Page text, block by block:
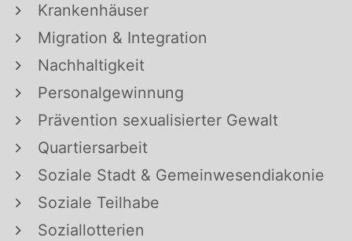
Krankenhäuser
Migration & Integration
Nachhaltigkeit
Personalgewinnung
Prävention sexualisierter Gewalt
Quartiersarbeit
Soziale Stadt & Gemeinwesendiakonie
Soziale Teilhabe
Soziallotterien